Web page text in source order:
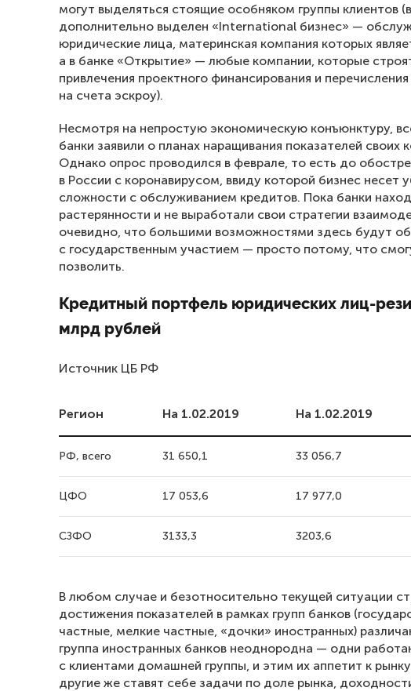
могут выделяться стоящие особняком группы клиентов
дополнительно выделен «International бизнес» —
юридические лица, материнская компания которых
а в банке «Открытие» — любые компании, которые
привлечения проектного финансирования и
на счета эскроу).
Несмотря на непростую экономическую конъюнктуру,
банки заявили о планах наращивания показателей своих
Однако опрос проводился в феврале, то есть до
в России с коронавирусом, ввиду которой бизнес несет
сложности с обслуживанием кредитов. Пока банки
растерянности и не выработали свои стратегии
очевидно, что большими возможностями здесь будут
с государственным участием — просто потому, что
позволить.
Кредитный портфель юридических лиц-
млрд рублей
Источник ЦБ РФ
Регион На 1.02.2019 На 1.02.2019
РФ, всего 31 650,1 33 056,7
ЦФО 17 053,6 17 977,0
СЗФО 3133,3 3203,6
В любом случае и безотносительно текущей ситуации
достижения показателей в рамках групп банков
частные, мелкие частные, «дочки» иностранных)
группа иностранных банков неоднородна — одни
с клиентами домашней группы, и этим их аппетит к рынку
другие же ставят себе задачи по доле рынка,